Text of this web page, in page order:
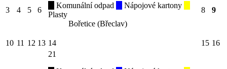
3 4 5 6
Komunální odpad
Nápojové kartony
Plasty
Bořetice (Břeclav)
8 9
10 11 12 13 14 15 16
21